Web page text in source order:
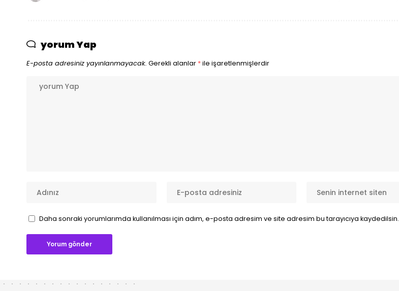
yorum Yap
E-posta adresiniz yayınlanmayacak. Gerekli alanlar *ile işaretlenmişlerdir
Daha sonraki yorumlarımda kullanılması için adım, e-posta adresim ve site adresim bu tarayıcıya kaydedilsin.